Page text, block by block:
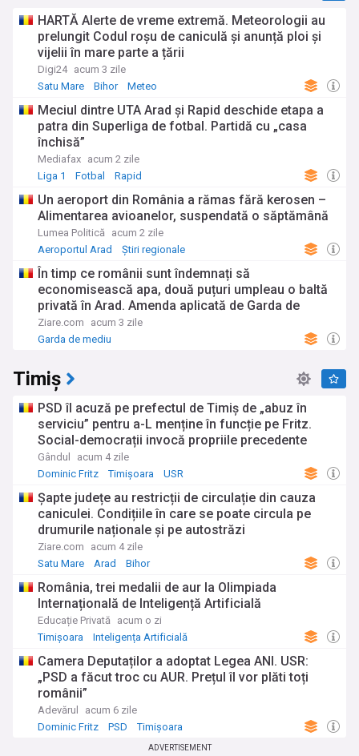
HARTĂ Alerte de vreme extremă. Meteorologii au
prelungit Codul roșu de caniculă și anunță ploi și
vijelii în mare parte a țării
Digi24 acum 3 zile
Satu Mare
Bihor Meteo
Meciul dintre UTA Arad și Rapid deschide etapa a
patra din Superliga de fotbal. Partidă cu „casa
închisă”
Mediafax acum 2 zile
Liga 1
Fotbal Rapid
Un aeroport din România a rămas fără kerosen –
Alimentarea avioanelor, suspendată o săptămână
Lumea Politică acum 2 zile
Aeroportul Arad
Știri regionale
În timp ce românii sunt îndemnați să
economisească apa, două puțuri umpleau o baltă
privată în Arad. Amenda aplicată de Garda de
Mediu
Ziare.com
acum 3 zile
Garda de mediu
Timiș
PSD îl acuză pe prefectul de Timiș de „abuz în
serviciu” pentru a-L menține în funcție pe Fritz.
Social-democrații invocă propriile precedente
Gândul
acum 4 zile
Dominic Fritz
Timișoara USR
Șapte județe au restricții de circulație din cauza
caniculei. Condițiile în care se poate circula pe
drumurile naționale și pe autostrăzi
Ziare.com
acum 4 zile
Satu Mare
Arad Bihor
România, trei medalii de aur la Olimpiada
Internațională de Inteligență Artificială
Educație Privată acum o zi
Timișoara
Inteligența Artificială
Camera Deputaților a adoptat Legea ANI. USR:
„PSD a făcut troc cu AUR. Prețul îl vor plăti toți
românii”
Adevărul
acum 6 zile
Dominic Fritz
PSD Timișoara
ADVERTISEMENT